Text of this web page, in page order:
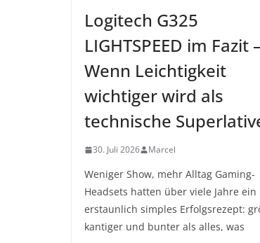
Logitech G325
LIGHTSPEED im Fazit –
Wenn Leichtigkeit
wichtiger wird als
technische
30. Juli 2026 Marcel
Weniger Show, mehr Alltag Gaming-
Headsets hatten über viele Jahre ein
erstaunlich simples Erfolgsrezept:
kantiger und bunter als alles, was